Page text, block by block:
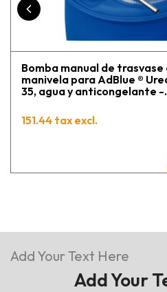
Bomba manual de trasvase
manivela para AdBlue ®
35, agua y anticongelante -
PIUSI
151.44 tax excl.
Add Your Text Here
Add Your